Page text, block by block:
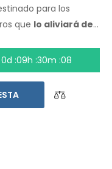
para los
que lo aliviará de
con una sola
solo escoge el
y la
0d :09h :30m :07